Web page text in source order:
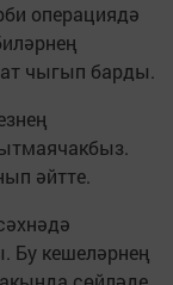
операциядә
чыгып барды.
әйтте.
Бу кешеләрнең